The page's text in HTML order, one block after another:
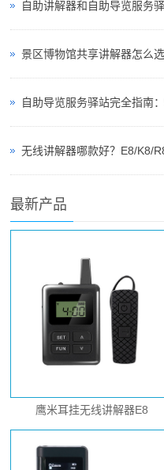
自助讲解器和自助导览服务
自助导览服务驿站完全指南
最新产品
鹰米耳挂无线讲解器E8